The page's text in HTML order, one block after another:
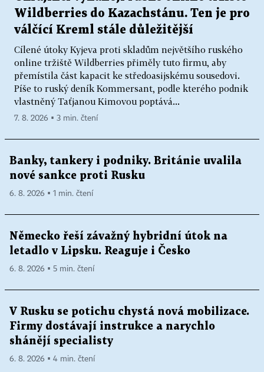
Wildberries do Kazachstánu. Ten je pro
válčící Kreml stále důležitější
Cílené útoky Kyjeva proti skladům největšího ruského
online tržiště Wildberries přiměly tuto firmu, aby
přemístila část kapacit ke středoasijskému sousedovi.
Píše to ruský deník Kommersant, podle kterého podnik
vlastněný Taťjanou Kimovou poptává...
7. 8. 2026 ▪ 3 min. čtení
Banky, tankery i podniky. Británie uvalila
nové sankce proti Rusku
6. 8. 2026 ▪ 1 min. čtení
Německo řeší závažný hybridní útok na
letadlo v Lipsku. Reaguje i Česko
6. 8. 2026 ▪ 5 min. čtení
V Rusku se potichu chystá nová mobilizace.
Firmy dostávají instrukce a narychlo
shánějí specialisty
6. 8. 2026 ▪ 4 min. čtení